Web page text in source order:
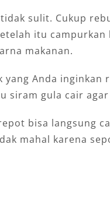
sulit. Cukup
itu
makanan.
Anda inginkan
siram gula cair
bisa langsung
mahal karena